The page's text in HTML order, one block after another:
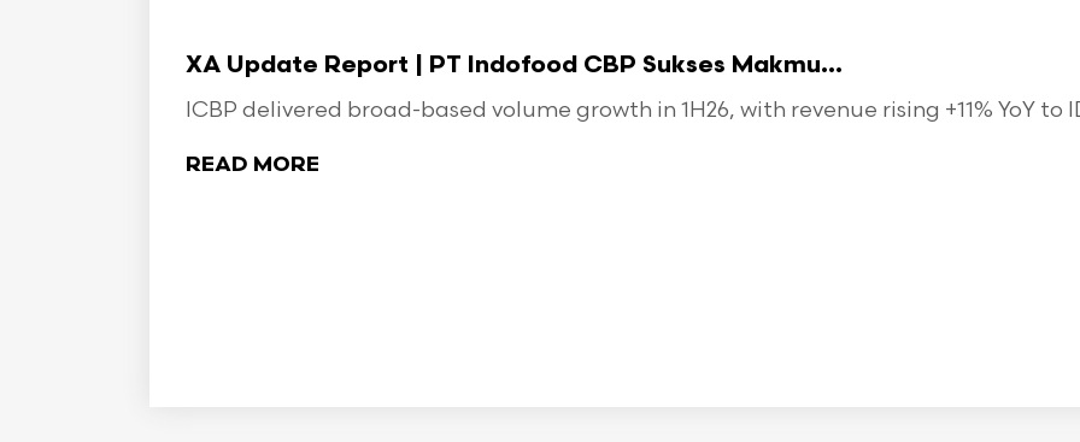
XA Update Report | PT Indofood CBP Sukses Makmu...
ICBP delivered broad-based volume growth in 1H26, with revenue rising +11% YoY to
READ MORE